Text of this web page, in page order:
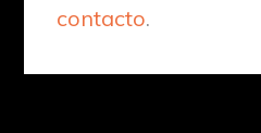
contacto.